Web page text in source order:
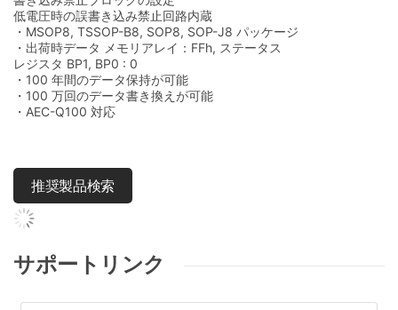
低電圧時の誤書き込み禁止回路内蔵
・MSOP8, TSSOP-B8, SOP8, SOP-J8 パッケージ
・出荷時データ メモリアレイ：FFh, ステータス
レジスタ BP1, BP0 : 0
・100 年間のデータ保持が可能
・100 万回のデータ書き換えが可能
・AEC-Q100 対応
推奨製品検索
サポートリンク